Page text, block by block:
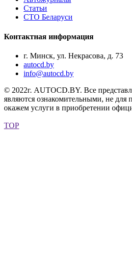
Статьи
СТО Беларуси
Контактная информация
г. Минск, ул. Некрасова, д. 73
autocd.by
info@autocd.by
© 2022г. AUTOCD.BY. Все
являются ознакомительными, не для
окажем услуги в приобретении
TOP